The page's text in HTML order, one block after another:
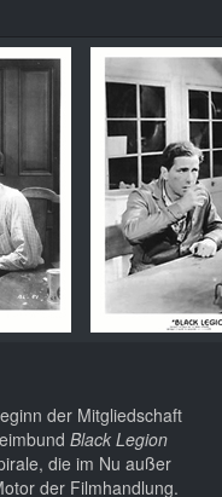
der Mitgliedschaft
Black Legion
die im Nu außer
der Filmhandlung.